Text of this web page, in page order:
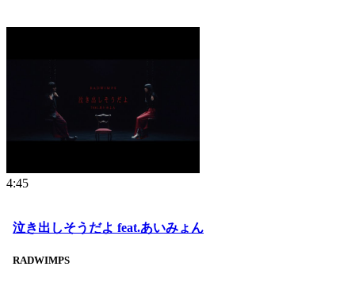
4:45
泣き出しそうだよ feat.あいみょん
RADWIMPS